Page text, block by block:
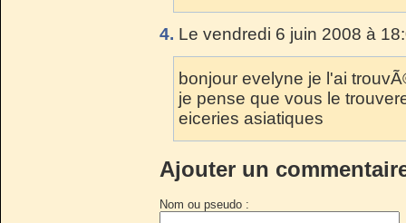
4. Le vendredi 6 juin 2008 à
bonjour evelyne je l'ai
je pense que vous le
eiceries asiatiques
Ajouter un
Nom ou pseudo :